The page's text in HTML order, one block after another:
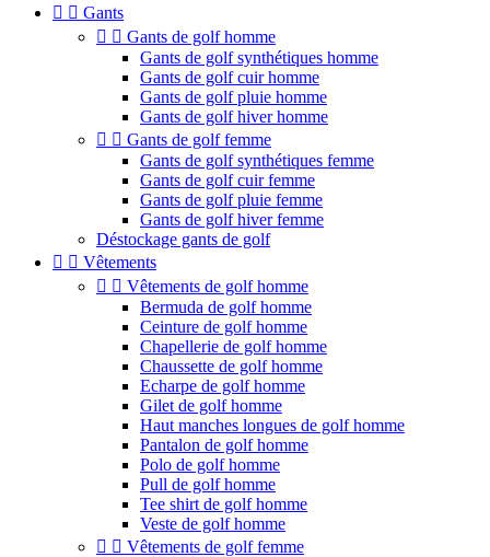
  Gants
  Gants de golf homme
Gants de golf synthétiques homme
Gants de golf cuir homme
Gants de golf pluie homme
Gants de golf hiver homme
  Gants de golf femme
Gants de golf synthétiques femme
Gants de golf cuir femme
Gants de golf pluie femme
Gants de golf hiver femme
Déstockage gants de golf
  Vêtements
  Vêtements de golf homme
Bermuda de golf homme
Ceinture de golf homme
Chapellerie de golf homme
Chaussette de golf homme
Echarpe de golf homme
Gilet de golf homme
Haut manches longues de golf homme
Pantalon de golf homme
Polo de golf homme
Pull de golf homme
Tee shirt de golf homme
Veste de golf homme
  Vêtements de golf femme